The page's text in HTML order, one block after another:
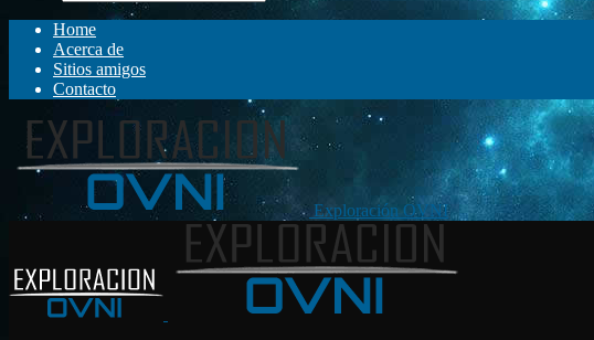
Home
Acerca de
Sitios amigos
Contacto
Exploración OVNI